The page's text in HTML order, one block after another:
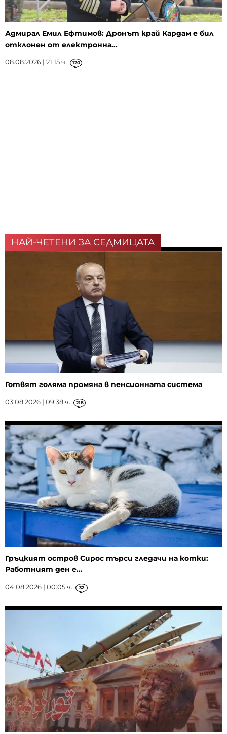
Адмирал Емил Ефтимов: Дронът край Кардам е бил
отклонен от електронна...
08.08.2026 | 21:15 ч. 120
НАЙ-ЧЕТЕНИ ЗА СЕДМИЦАТА
Готвят голяма промяна в пенсионната система
03.08.2026 | 09:38 ч. 218
Гръцкият остров Сирос търси гледачи на котки:
Работният ден е...
04.08.2026 | 00:05 ч. 32